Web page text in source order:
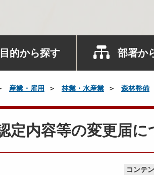
目的から探す 部署か
産業・雇用 林業・水産業 森林整備
定内容等の変更届に
コンテ